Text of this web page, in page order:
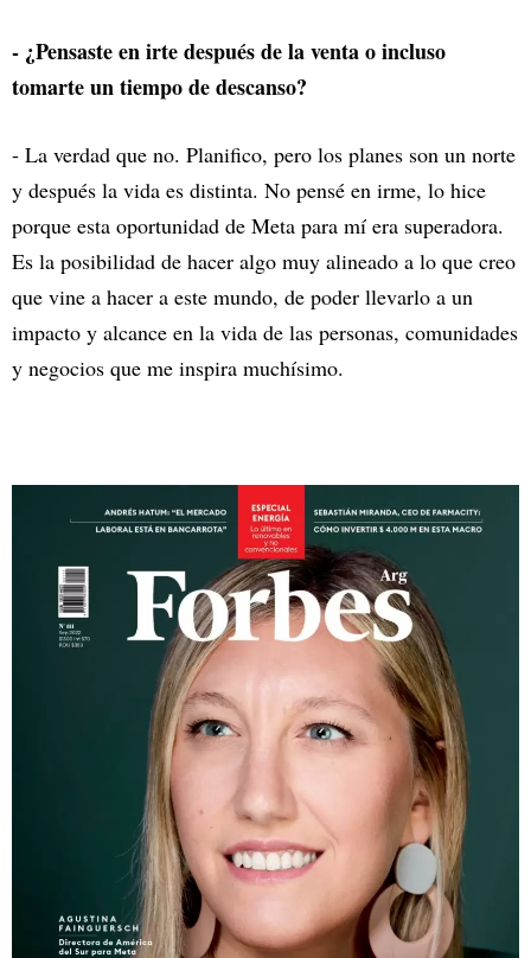
- ¿Pensaste en irte después de la venta o incluso
tomarte un tiempo de descanso?
- La verdad que no. Planifico, pero los planes son un norte
y después la vida es distinta. No pensé en irme, lo hice
porque esta oportunidad de Meta para mí era superadora.
Es la posibilidad de hacer algo muy alineado a lo que creo
que vine a hacer a este mundo, de poder llevarlo a un
impacto y alcance en la vida de las personas, comunidades
y negocios que me inspira muchísimo.